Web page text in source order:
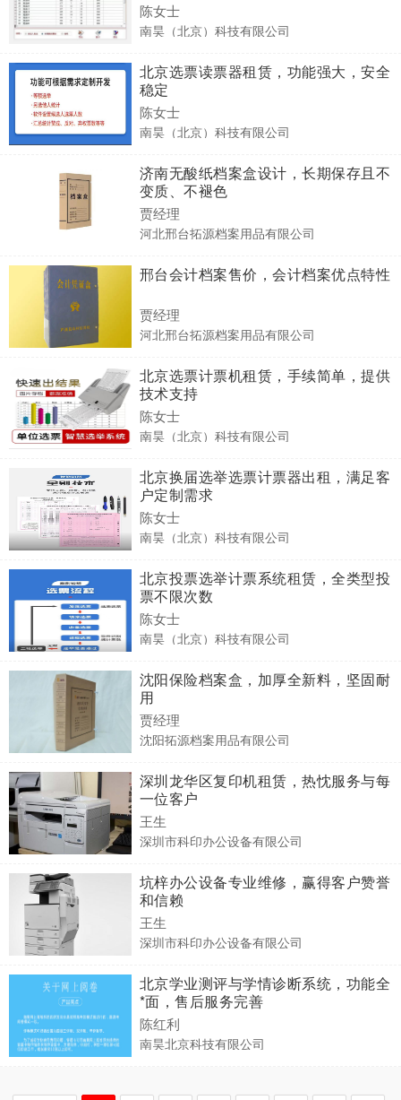
陈女士
南昊（北京）科技有限公司
北京选票读票器租赁，功能强大，安全
稳定
陈女士
南昊（北京）科技有限公司
济南无酸纸档案盒设计，长期保存且不
变质、不褪色
贾经理
河北邢台拓源档案用品有限公司
邢台会计档案售价，会计档案优点特性
贾经理
河北邢台拓源档案用品有限公司
北京选票计票机租赁，手续简单，提供
技术支持
陈女士
南昊（北京）科技有限公司
北京换届选举选票计票器出租，满足客
户定制需求
陈女士
南昊（北京）科技有限公司
北京投票选举计票系统租赁，全类型投
票不限次数
陈女士
南昊（北京）科技有限公司
沈阳保险档案盒，加厚全新料，坚固耐
用
贾经理
沈阳拓源档案用品有限公司
深圳龙华区复印机租赁，热忱服务与每
一位客户
王生
深圳市科印办公设备有限公司
坑梓办公设备专业维修，赢得客户赞誉
和信赖
王生
深圳市科印办公设备有限公司
北京学业测评与学情诊断系统，功能全
*面，售后服务完善
陈红利
南昊北京科技有限公司